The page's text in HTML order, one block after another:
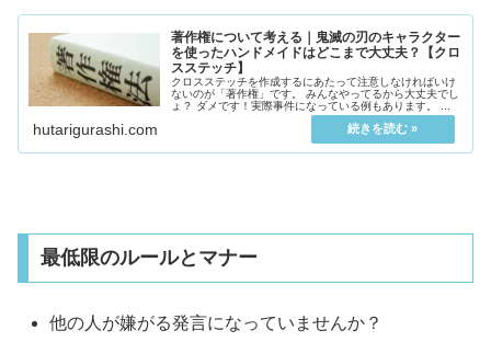
著作権について考える｜鬼滅の刃のキャラクター
を使ったハンドメイドはどこまで大丈夫？【クロ
スステッチ】
クロスステッチを作成するにあたって注意しなければいけ
ないのが「著作権」です。 みんなやってるから大丈夫でし
ょ？ ダメです！実際事件になっている例もあります。 ...
hutarigurashi.com
最低限のルールとマナー
他の人が嫌がる発言になっていませんか？